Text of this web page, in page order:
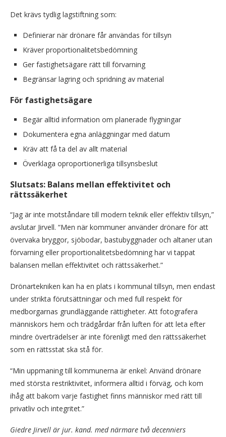
Det krävs tydlig lagstiftning som:
Definierar när drönare får användas för tillsyn
Kräver proportionalitetsbedömning
Ger fastighetsägare rätt till förvarning
Begränsar lagring och spridning av material
För fastighetsägare
Begär alltid information om planerade flygningar
Dokumentera egna anläggningar med datum
Kräv att få ta del av allt material
Överklaga oproportionerliga tillsynsbeslut
Slutsats: Balans mellan effektivitet och
rättssäkerhet
“Jag är inte motståndare till modern teknik eller effektiv tillsyn,”
avslutar Jirvell. “Men när kommuner använder drönare för att
övervaka bryggor, sjöbodar, bastubyggnader och altaner utan
förvarning eller proportionalitetsbedömning har vi tappat
balansen mellan effektivitet och rättssäkerhet.”
Drönartekniken kan ha en plats i kommunal tillsyn, men endast
under strikta förutsättningar och med full respekt för
medborgarnas grundläggande rättigheter. Att fotografera
människors hem och trädgårdar från luften för att leta efter
mindre överträdelser är inte förenligt med den rättssäkerhet
som en rättsstat ska stå för.
“Min uppmaning till kommunerna är enkel: Använd drönare
med största restriktivitet, informera alltid i förväg, och kom
ihåg att bakom varje fastighet finns människor med rätt till
privatliv och integritet.”
Giedre Jirvell är jur. kand. med närmare två decenniers